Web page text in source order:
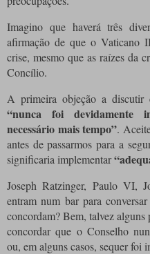
Imagino que haverá três
afirmação de que o Vaticano
crise, mesmo que as raízes da
Concílio.
A primeira objeção a discutir
“nunca foi devidamente
necessário mais tempo”.
antes de passarmos para a
significaria implementar
Joseph Ratzinger, Paulo VI,
entram num bar para
concordam?Bem, talvez alguns
concordar que o Conselho
ou, em alguns casos, sequer foi